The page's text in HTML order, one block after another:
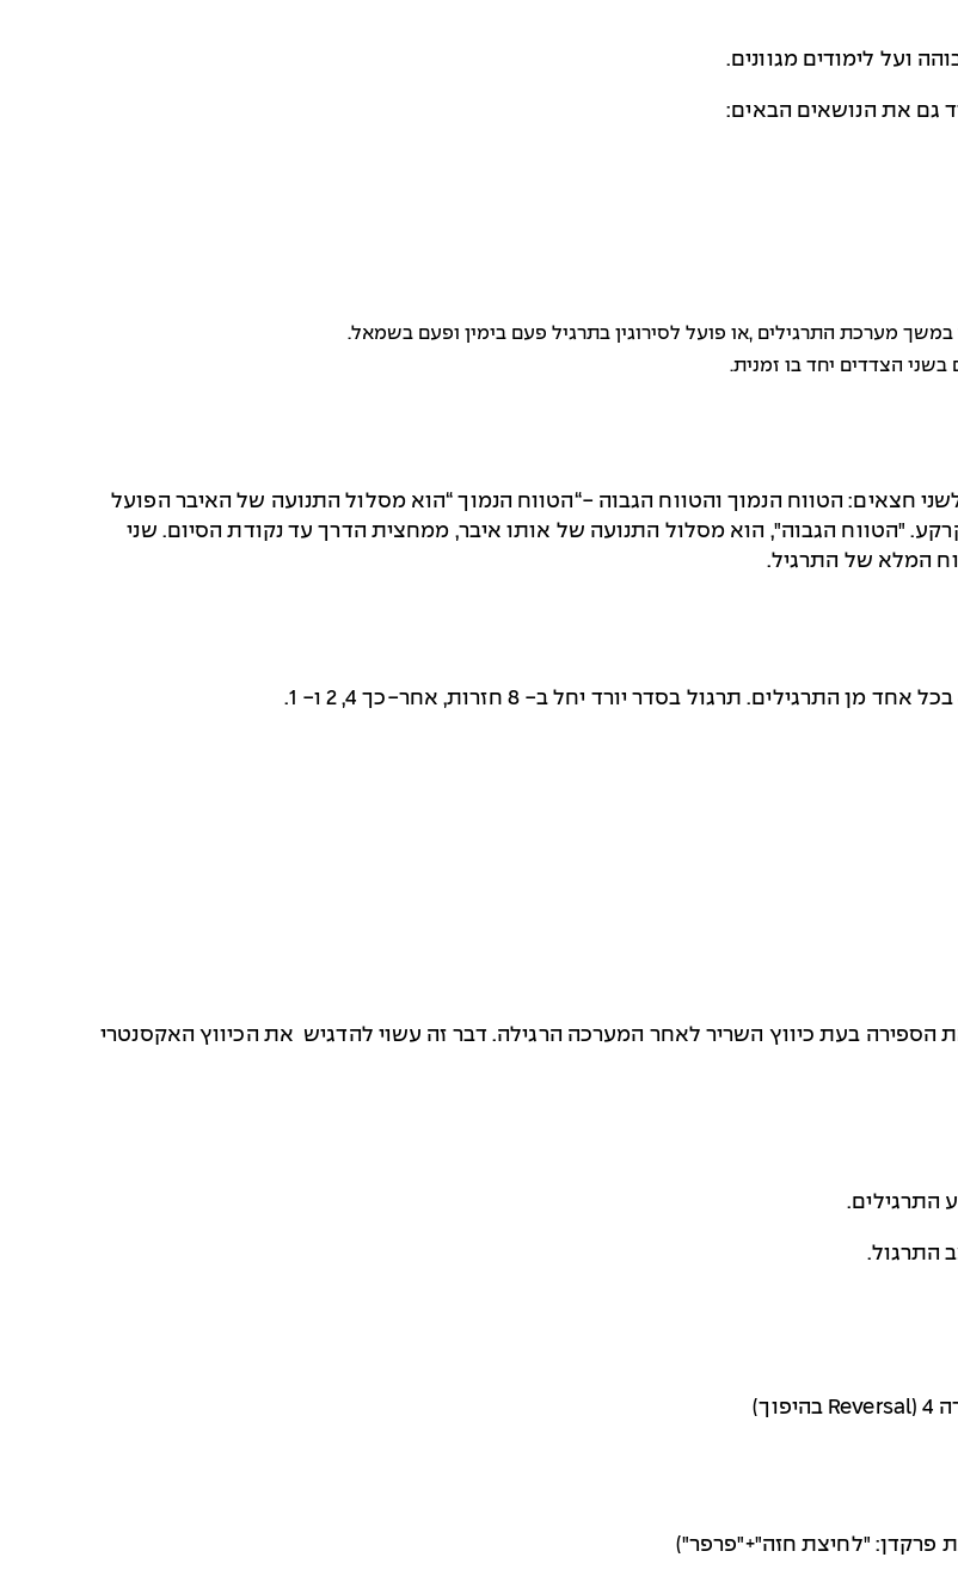
ועל לימודים מגוונים.
גם את הנושאים הבאים:
מערכת התרגילים ,או פועל לסירוגין בתרגיל פעם בימין ופעם בשמאל.
בשני הצדדים יחד בו זמנית.
חצאים: הטווח הנמוך והטווח הגבוה “-הטווח הנמוך “הוא מסלול התנועה של האיבר הפועל
"הטווח הגבוה", הוא מסלול התנועה של אותו איבר, ממחצית הדרך עד נקודת הסיום. שני
המלא של התרגיל.
הספירה בעת כיווץ השריר לאחר המערכה הרגילה. דבר זה עשוי להדגיש את הכיווץ האקסנטרי
התרגילים.
התרגול.
Reversal בהיפוך)
פרקדן: "לחיצת חזה"+"פרפר")